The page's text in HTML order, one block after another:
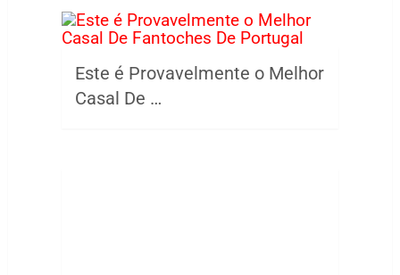
Este é Provavelmente o Melhor
Casal De …